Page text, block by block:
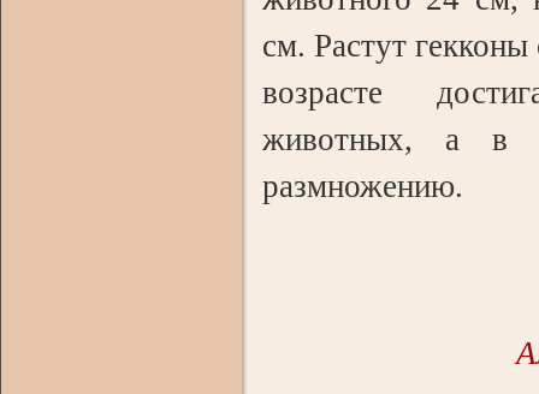
см. Растут
возрасте
животных, а в
размножению.